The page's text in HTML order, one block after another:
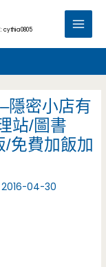
cythia0805
Main
隱密小店有
站/圖書
/免費加飯加
2016-04-30